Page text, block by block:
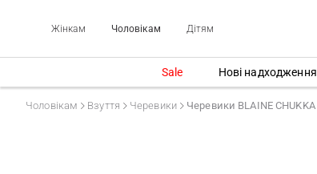
Жінкам Чоловікам Дітям
Sale Нові надходження
Чоловікам Взуття Черевики Черевики BLAINE CHUKKA